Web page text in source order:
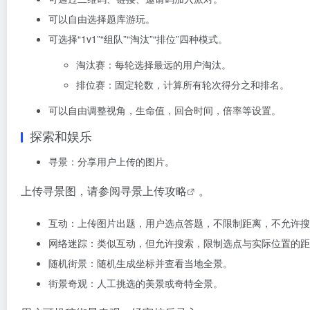
可以自由选择题库游玩。
可选择“1v1”“组队”“淘汰”“排位”四种模式。
淘汰赛：每轮选择最远的用户淘汰。
排位赛：固定轮数，计算所有轮次得分之和排名。
可以自由调整视角，生命值，回合时间，倍率等设置。
探索和娱乐
寻景：分享用户上传的图片。
上传寻景图，请参阅寻景上传攻略 。
互动：上传图片出题，用户选点答题，不限制距离，不允许搜
网络迷踪：类似互动，但允许搜索，限制选点与实际位置的距
随机街景：随机生成坐标并查看当地全景。
街景奇观：人工挑选的美景或奇特全景。